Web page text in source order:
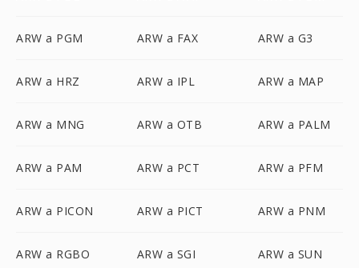
ARW a PGM ARW a FAX ARW a G3
ARW a HRZ ARW a IPL ARW a MAP
ARW a MNG ARW a OTB ARW a PALM
ARW a PAM ARW a PCT ARW a PFM
ARW a PICON ARW a PICT ARW a PNM
ARW a RGBO ARW a SGI ARW a SUN